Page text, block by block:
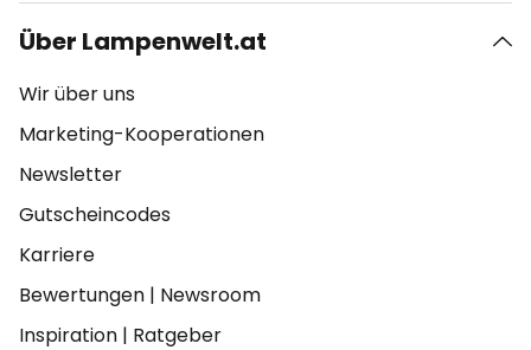
Über Lampenwelt.at
Wir über uns
Marketing-Kooperationen
Newsletter
Gutscheincodes
Karriere
Bewertungen | Newsroom
Inspiration | Ratgeber